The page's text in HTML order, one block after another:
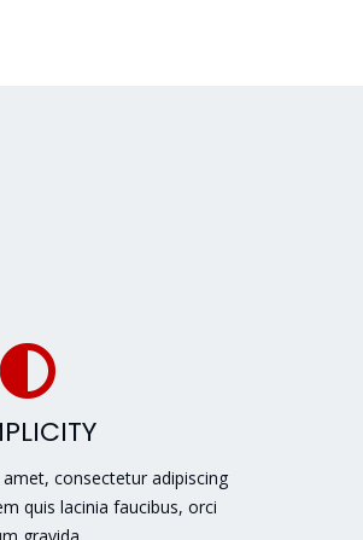
consectetur adipiscing
quis lacinia faucibus, orci